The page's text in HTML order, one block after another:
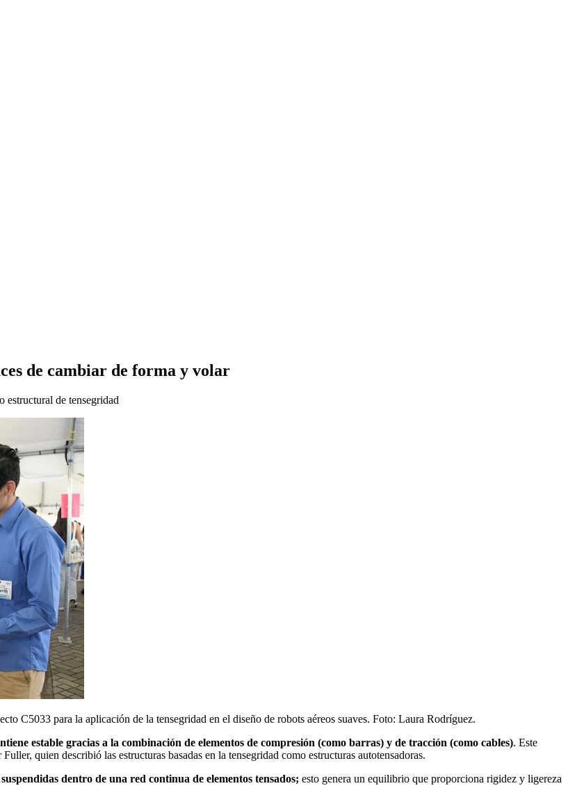
de cambiar de forma y volar
estructural de tensegridad
C5033 para la aplicación de la tensegridad en el diseño de robots aéreos suaves. Foto: Laura Rodríguez.
estable gracias a la combinación de elementos de compresión (como barras) y de tracción (como cables). Este
quien describió las estructuras basadas en la tensegridad como estructuras autotensadoras.
dentro de una red continua de elementos tensados; esto genera un equilibrio que proporciona rigidez y ligereza